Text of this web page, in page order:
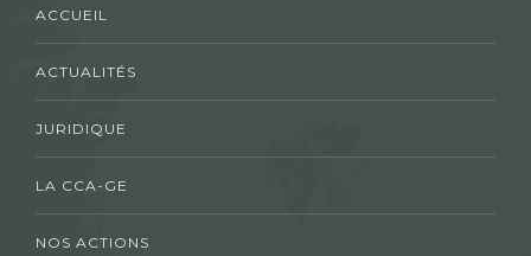
ACCUEIL
ACTUALITÉS
JURIDIQUE
LA CCA-GE
NOS ACTIONS